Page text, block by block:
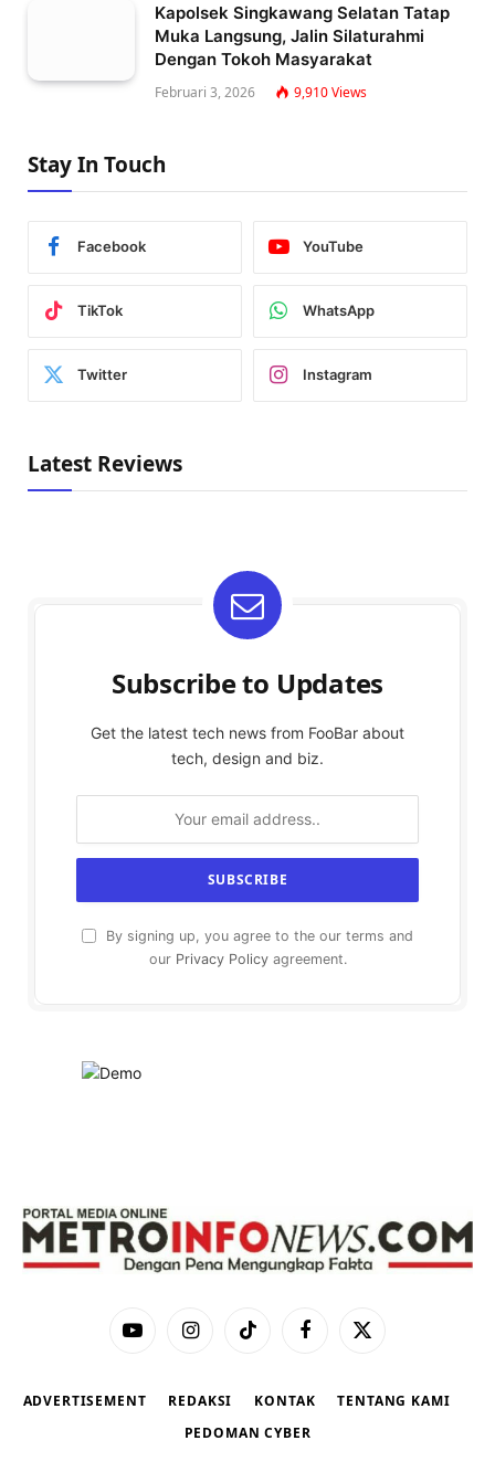
Kapolsek Singkawang Selatan Tatap
Muka Langsung, Jalin Silaturahmi
Dengan Tokoh Masyarakat
Februari 3, 2026 9,910Views
Stay In Touch
Facebook YouTube
TikTok WhatsApp
Twitter Instagram
Latest Reviews
Subscribe to Updates
Get the latest tech news from FooBar about
tech, design and biz.
By signing up, you agree to the our terms and
our Privacy Policyagreement.
YouTubeInstagramTikTok Facebook
X
ADVERTISEMENT REDAKSI KONTAK
TENTANG KAMI
PEDOMAN CYBER